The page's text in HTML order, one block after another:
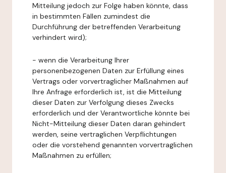
Mitteilung jedoch zur Folge haben könnte, dass
in bestimmten Fällen zumindest die
Durchführung der betreffenden Verarbeitung
verhindert wird);
- wenn die Verarbeitung Ihrer
personenbezogenen Daten zur Erfüllung eines
Vertrags oder vorvertraglicher Maßnahmen auf
Ihre Anfrage erforderlich ist, ist die Mitteilung
dieser Daten zur Verfolgung dieses Zwecks
erforderlich und der Verantwortliche könnte bei
Nicht-Mitteilung dieser Daten daran gehindert
werden, seine vertraglichen Verpflichtungen
oder die vorstehend genannten vorvertraglichen
Maßnahmen zu erfüllen;